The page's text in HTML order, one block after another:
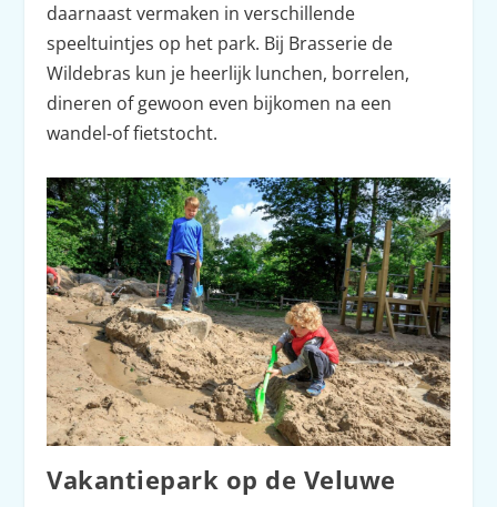
daarnaast vermaken in verschillende
speeltuintjes op het park. Bij Brasserie de
Wildebras kun je heerlijk lunchen, borrelen,
dineren of gewoon even bijkomen na een
wandel-of fietstocht.
Vakantiepark op de Veluwe